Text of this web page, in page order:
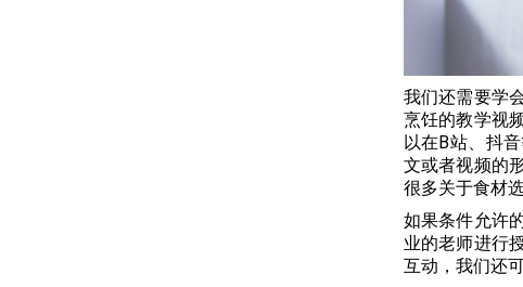
我们还需要学
烹饪的教学视
以在B站、抖
文或者视频的
很多关于食材
如果条件允许
业的老师进行
互动，我们还